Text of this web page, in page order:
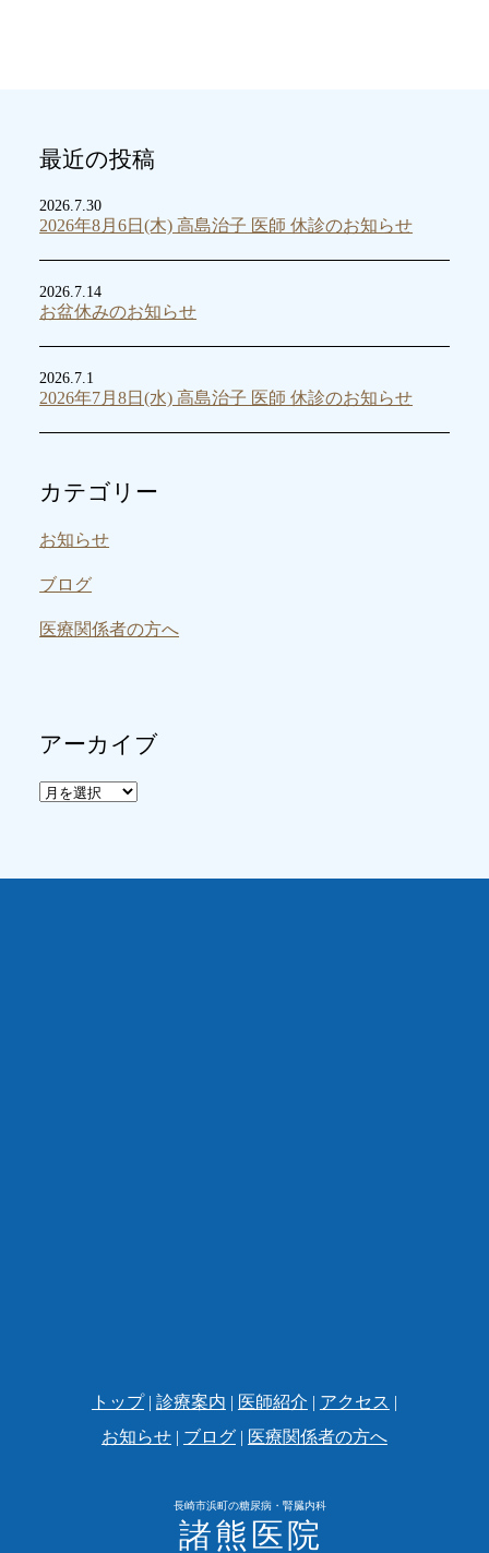
最近の投稿
2026年8月6日(木) 高島治子 医師 休診のお知らせ
2026.7.30
お盆休みのお知らせ
2026.7.14
2026年7月8日(水) 高島治子 医師 休診のお知らせ
2026.7.1
カテゴリー
お知らせ
ブログ
医療関係者の方へ
アーカイブ
トップ| 診療案内 | 医師紹介 | アクセス |
お知らせ| ブログ| 医療関係者の方へ
長崎市浜町の糖尿病・腎臓内科
諸熊医院